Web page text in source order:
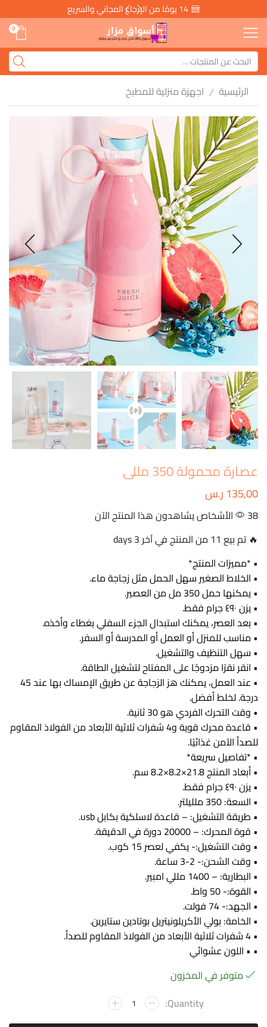
14 يومًا من الإرجاع المجاني والسريع
0
الرئيسية / اجهزة منزلية للمطبخ
عصارة محمولة 350 مللى
135,00 ر.س
38 الأشخاص يشاهدون هذا المنتج الآن
🔥 تم بيع 11 من المنتج في آخر 3 days
• *مميزات المنتج*
• الخلاط الصغير سهل الحمل مثل زجاجة ماء.
• يمكنها حمل 350 مل من العصير.
• يزن ٤٩٠ جرام فقط.
• بعد العصر، يمكنك استبدال الجزء السفلي بغطاء وأخذه.
• مناسب للمنزل أو العمل أو المدرسة أو السفر.
• سهل التنظيف والتشغيل.
• انقر نقرًا مزدوجًا على المفتاح لتشغيل الطاقة.
• عند العمل، يمكنك هز الزجاجة عن طريق الإمساك بها عند 45
درجة. لخلط أفضل.
• وقت التحرك الفردي هو 30 ثانية.
• قاعدة محرك قوية و4 شفرات ثلاثية الأبعاد من الفولاذ المقاوم
للصدأ الآمن غذائيًا.
• *تفاصيل سريعة*
• أبعاد المنتج ‎8.2×8.2×21.8 سم.
• يزن ٤٩٠ جرام فقط.
• السعة: 350 ملليلتر.
• طريقة التشغيل: – قاعدة لاسلكية بكابل usb.
• قوة المحرك: – 20000 دورة في الدقيقة.
• وقت التشغيل:- يكفي لعصر 15 كوب.
• وقت الشحن:- 2-3 ساعة.
• البطارية: – 1400 مللي امبير.
• القوة:- 50 واط.
• الجهد:- 74 فولت.
• الخامة: بولي الأكريلونيتريل بوتادين ستايرين.
• 4 شفرات ثلاثية الأبعاد من الفولاذ المقاوم للصدأ.
• • اللون عشوائي
متوفر في المخزون